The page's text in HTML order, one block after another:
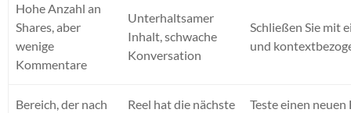
Hohe Anzahl an
Shares, aber
wenige
Kommentare
Unterhaltsamer
Inhalt, schwache
Konversation
Schließen Sie mit
und
Bereich, der nach
Reel hat die nächste
Teste einen